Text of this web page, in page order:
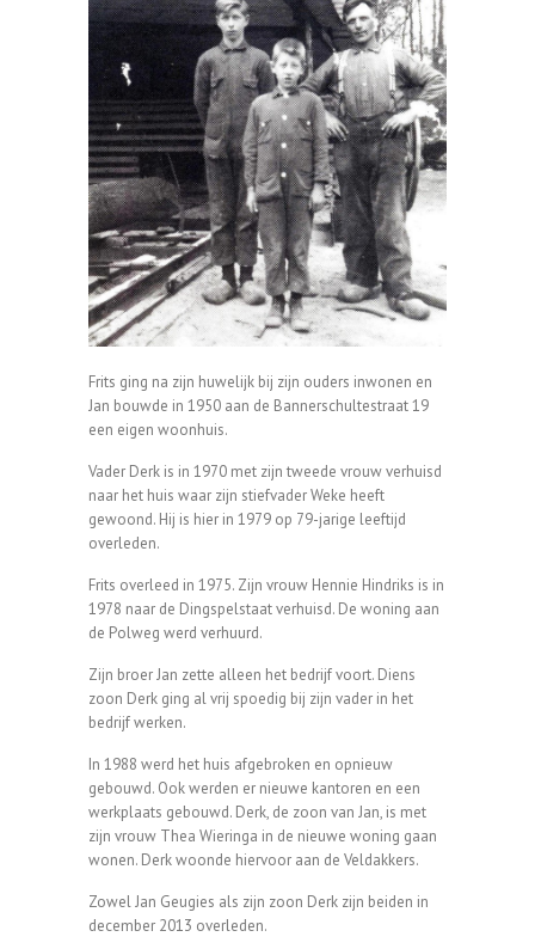
Frits ging na zijn huwelijk bij zijn ouders inwonen en
Jan bouwde in 1950 aan de Bannerschultestraat 19
een eigen woonhuis.
Vader Derk is in 1970 met zijn tweede vrouw verhuisd
naar het huis waar zijn stiefvader Weke heeft
gewoond. Hij is hier in 1979 op 79-jarige leeftijd
overleden.
Frits overleed in 1975. Zijn vrouw Hennie Hindriks is in
1978 naar de Dingspelstaat verhuisd. De woning aan
de Polweg werd verhuurd.
Zijn broer Jan zette alleen het bedrijf voort. Diens
zoon Derk ging al vrij spoedig bij zijn vader in het
bedrijf werken.
In 1988 werd het huis afgebroken en opnieuw
gebouwd. Ook werden er nieuwe kantoren en een
werkplaats gebouwd. Derk, de zoon van Jan, is met
zijn vrouw Thea Wieringa in de nieuwe woning gaan
wonen. Derk woonde hiervoor aan de Veldakkers.
Zowel Jan Geugies als zijn zoon Derk zijn beiden in
december 2013 overleden.